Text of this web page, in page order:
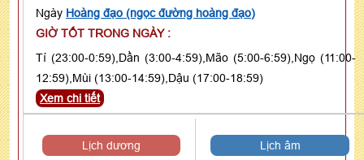
Ngày Hoàng đạo (ngọc đường hoàng đạo)
GIỜ TỐT TRONG NGÀY :
Tí (23:00-0:59),Dần (3:00-4:59),Mão (5:00-6:59),Ngọ (11:00-
12:59),Mùi (13:00-14:59),Dậu (17:00-18:59)
Xem chi tiết
Lịch dương Lịch âm